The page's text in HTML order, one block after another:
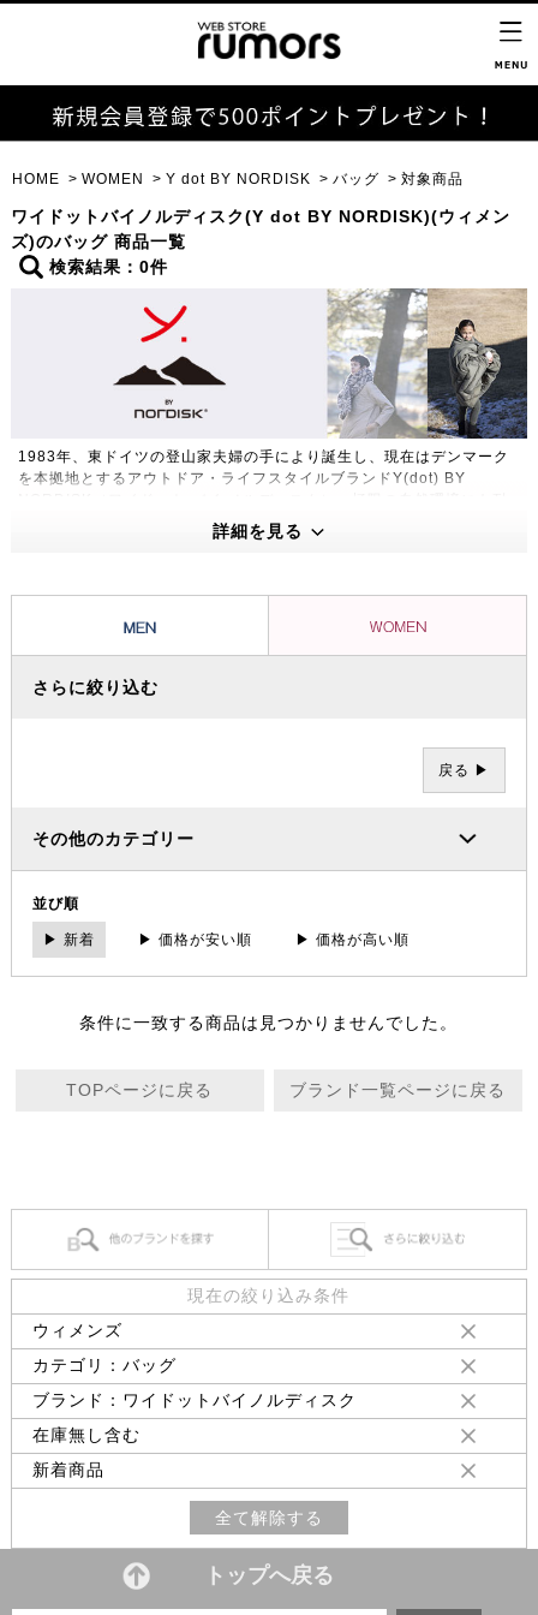
HOME WOMEN Y dot BY NORDISK バッグ 対象商品
ワイドットバイノルディスク(Y dot BY NORDISK)(ウィメン
ズ)のバッグ 商品一覧
検索結果：0件
1983年、東ドイツの登山家夫婦の手により誕生し、現在はデンマーク
を本拠地とするアウトドア・ライフスタイルブランドY(dot) BY
えうる高い機能性・保温性をもつプロダクトは、アウトドアのプロフェ
ッショナルたちから信頼を集め、数々の過酷な冒険やレースを支えてき
詳細を見る
さらに絞り込む
戻る ▶
その他のカテゴリー
並び順
▶ 新着 ▶ 価格が安い順 ▶ 価格が高い順
条件に一致する商品は見つかりませんでした。
TOPページに戻る ブランド一覧ページに戻る
現在の絞り込み条件
ウィメンズ
カテゴリ：バッグ
ブランド：ワイドットバイノルディスク
在庫無し含む
新着商品
全て解除する
トップへ戻る